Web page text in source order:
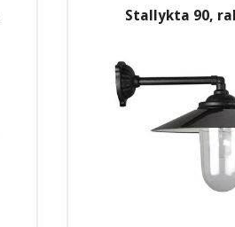
Stallykta 90,